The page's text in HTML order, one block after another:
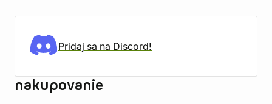
Pridaj sa na Discord!
nakupovanie